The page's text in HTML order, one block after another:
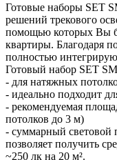
Готовые наборы SET
решений трекового
помощью которых Вы
квартиры. Благодаря
полностью
Готовый набор SET
- для натяжных
- идеально подходит
- рекомендуемая
потолков до 3 м)
- суммарный световой
позволяет получить
~250 лк на 20 м².